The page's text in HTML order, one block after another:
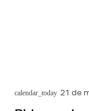
calendar_today 21 de